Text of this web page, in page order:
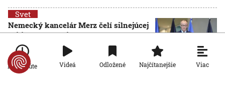
Svet
Nemecký kancelár Merz čelí silnejúcej
kritike pre štátnickú neschopnosť.
Jeho dôvera v udržanie jednotnosti
klesá
7. 8. 2026, 14:44:23
Po minúte Videá Odložené Najčítanejšie Viac